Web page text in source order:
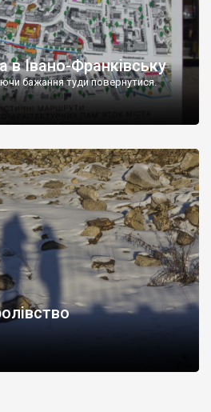
в Івано-Франківську
бажання туди повернутися.